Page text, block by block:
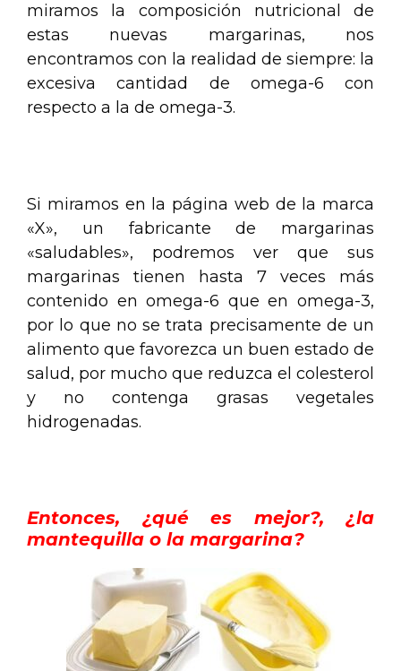
miramos la composición nutricional de
estas nuevas margarinas, nos
encontramos con la realidad de siempre: la
excesiva cantidad de omega-6 con
respecto a la de omega-3.
Si miramos en la página web de la marca
«X», un fabricante de margarinas
«saludables», podremos ver que sus
margarinas tienen hasta 7 veces más
contenido en omega-6 que en omega-3,
por lo que no se trata precisamente de un
alimento que favorezca un buen estado de
salud, por mucho que reduzca el colesterol
y no contenga grasas vegetales
hidrogenadas.
Entonces, ¿qué es mejor?, ¿la
mantequilla o la margarina?